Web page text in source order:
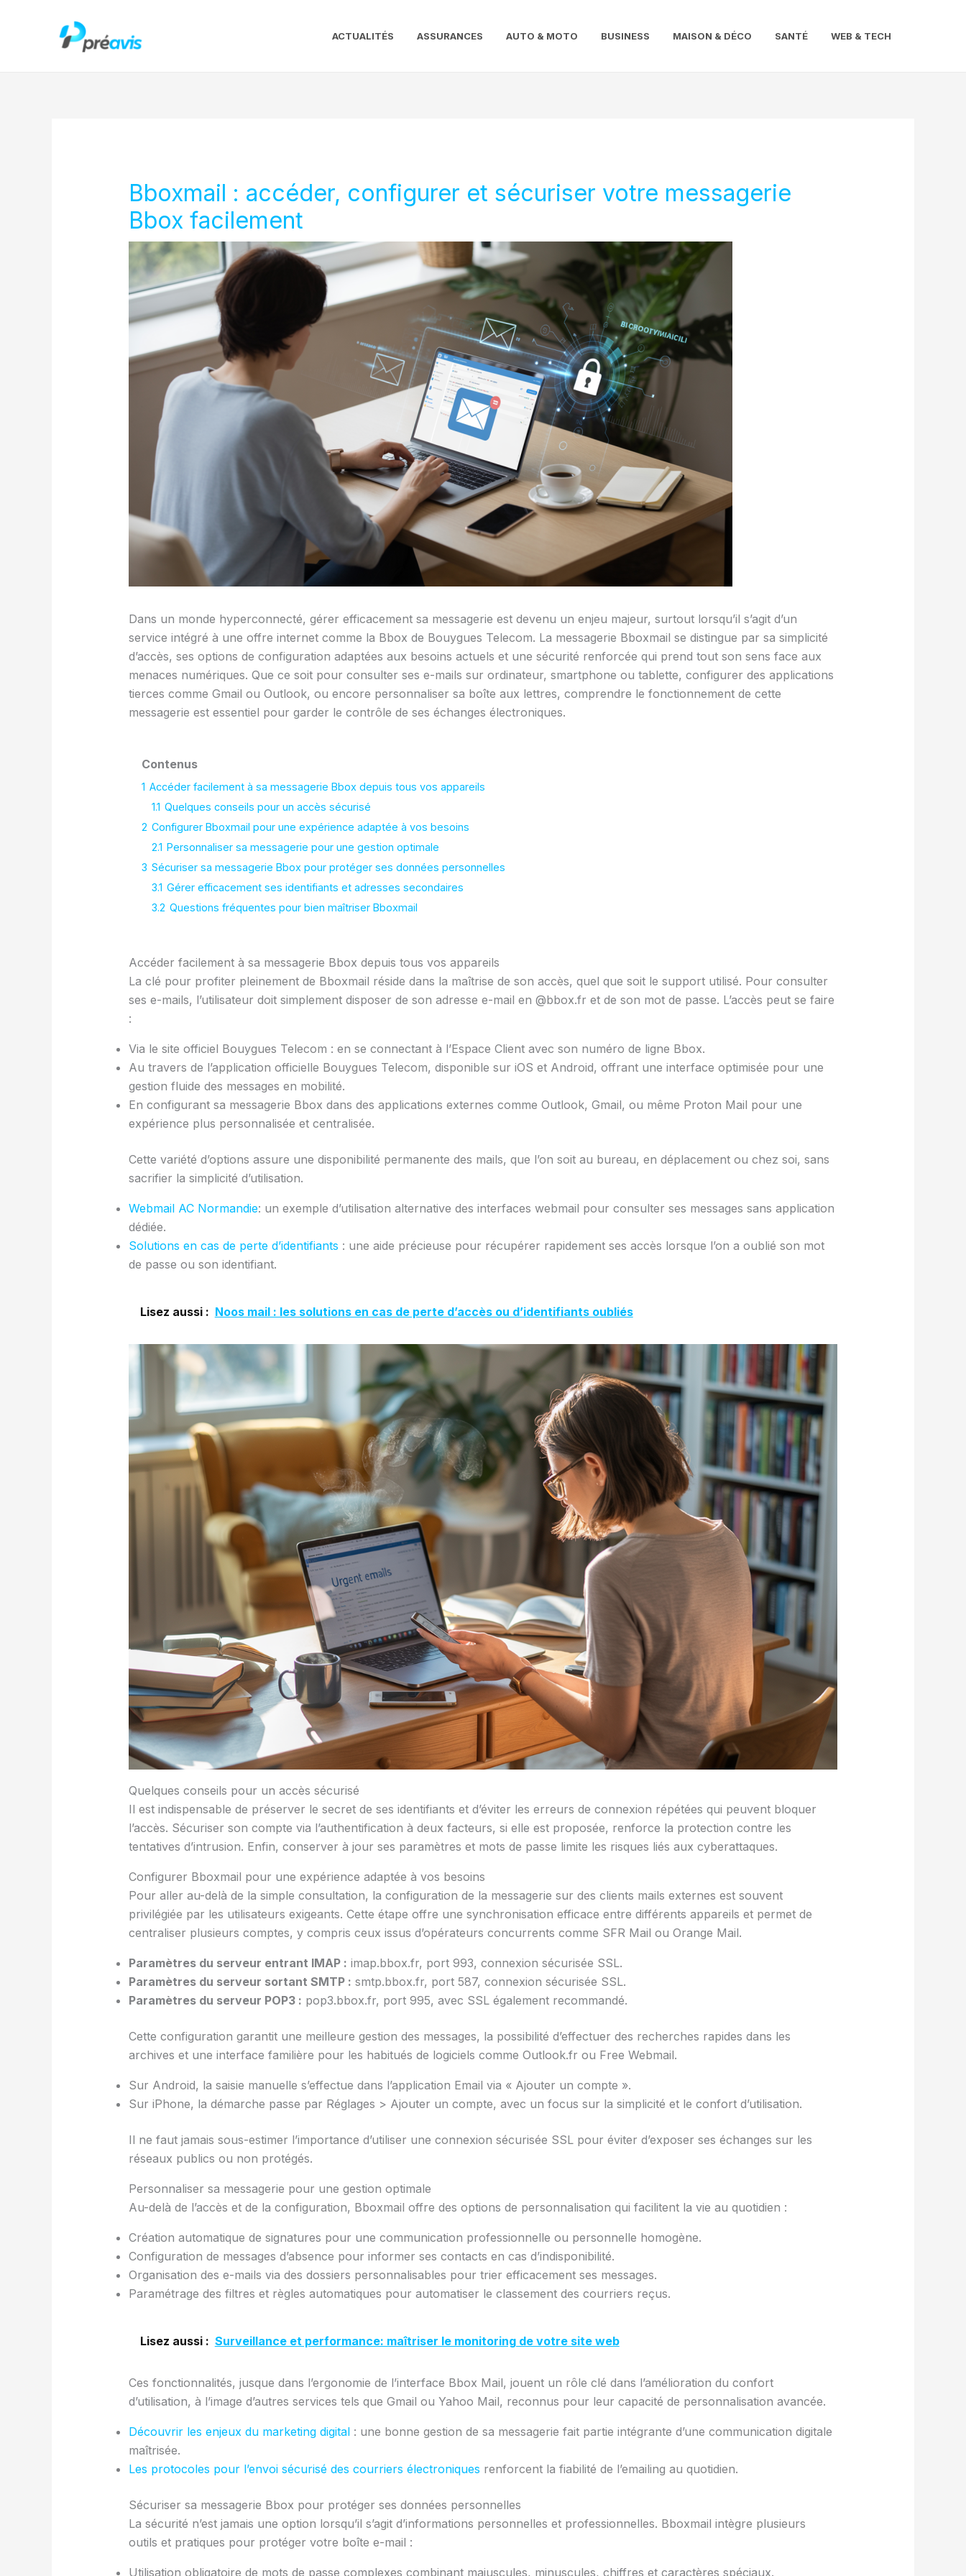
ACTUALITÉS ASSURANCES AUTO & MOTO BUSINESS MAISON & DÉCO SANTÉ WEB & TECH
Bboxmail : accéder, configurer et sécuriser votre messagerie
Bbox facilement
Dans un monde hyperconnecté, gérer efficacement sa messagerie est devenu un enjeu majeur, surtout lorsqu’il s’agit d’un
service intégré à une offre internet comme la Bbox de Bouygues Telecom. La messagerie Bboxmail se distingue par sa simplicité
d’accès, ses options de configuration adaptées aux besoins actuels et une sécurité renforcée qui prend tout son sens face aux
menaces numériques. Que ce soit pour consulter ses e-mails sur ordinateur, smartphone ou tablette, configurer des applications
tierces comme Gmail ou Outlook, ou encore personnaliser sa boîte aux lettres, comprendre le fonctionnement de cette
messagerie est essentiel pour garder le contrôle de ses échanges électroniques.
Contenus
1 Accéder facilement à sa messagerie Bbox depuis tous vos appareils
1.1 Quelques conseils pour un accès sécurisé
2 Configurer Bboxmail pour une expérience adaptée à vos besoins
2.1 Personnaliser sa messagerie pour une gestion optimale
3 Sécuriser sa messagerie Bbox pour protéger ses données personnelles
3.1 Gérer efficacement ses identifiants et adresses secondaires
3.2 Questions fréquentes pour bien maîtriser Bboxmail
Accéder facilement à sa messagerie Bbox depuis tous vos appareils
La clé pour profiter pleinement de Bboxmail réside dans la maîtrise de son accès, quel que soit le support utilisé. Pour consulter
ses e-mails, l’utilisateur doit simplement disposer de son adresse e-mail en @bbox.fr et de son mot de passe. L’accès peut se faire
:
Via le site officiel Bouygues Telecom : en se connectant à l’Espace Client avec son numéro de ligne Bbox.
Au travers de l’application officielle Bouygues Telecom, disponible sur iOS et Android, offrant une interface optimisée pour une
gestion fluide des messages en mobilité.
En configurant sa messagerie Bbox dans des applications externes comme Outlook, Gmail, ou même Proton Mail pour une
expérience plus personnalisée et centralisée.
Cette variété d’options assure une disponibilité permanente des mails, que l’on soit au bureau, en déplacement ou chez soi, sans
sacrifier la simplicité d’utilisation.
Webmail AC Normandie: un exemple d’utilisation alternative des interfaces webmail pour consulter ses messages sans application
dédiée.
Solutions en cas de perte d’identifiants : une aide précieuse pour récupérer rapidement ses accès lorsque l’on a oublié son mot
de passe ou son identifiant.
Lisez aussi : Noos mail : les solutions en cas de perte d’accès ou d’identifiants oubliés
Quelques conseils pour un accès sécurisé
Il est indispensable de préserver le secret de ses identifiants et d’éviter les erreurs de connexion répétées qui peuvent bloquer
l’accès. Sécuriser son compte via l’authentification à deux facteurs, si elle est proposée, renforce la protection contre les
tentatives d’intrusion. Enfin, conserver à jour ses paramètres et mots de passe limite les risques liés aux cyberattaques.
Configurer Bboxmail pour une expérience adaptée à vos besoins
Pour aller au-delà de la simple consultation, la configuration de la messagerie sur des clients mails externes est souvent
privilégiée par les utilisateurs exigeants. Cette étape offre une synchronisation efficace entre différents appareils et permet de
centraliser plusieurs comptes, y compris ceux issus d’opérateurs concurrents comme SFR Mail ou Orange Mail.
Paramètres du serveur entrant IMAP : imap.bbox.fr, port 993, connexion sécurisée SSL.
Paramètres du serveur sortant SMTP : smtp.bbox.fr, port 587, connexion sécurisée SSL.
Paramètres du serveur POP3 : pop3.bbox.fr, port 995, avec SSL également recommandé.
Cette configuration garantit une meilleure gestion des messages, la possibilité d’effectuer des recherches rapides dans les
archives et une interface familière pour les habitués de logiciels comme Outlook.fr ou Free Webmail.
Sur Android, la saisie manuelle s’effectue dans l’application Email via « Ajouter un compte ».
Sur iPhone, la démarche passe par Réglages > Ajouter un compte, avec un focus sur la simplicité et le confort d’utilisation.
Il ne faut jamais sous-estimer l’importance d’utiliser une connexion sécurisée SSL pour éviter d’exposer ses échanges sur les
réseaux publics ou non protégés.
Personnaliser sa messagerie pour une gestion optimale
Au-delà de l’accès et de la configuration, Bboxmail offre des options de personnalisation qui facilitent la vie au quotidien :
Création automatique de signatures pour une communication professionnelle ou personnelle homogène.
Configuration de messages d’absence pour informer ses contacts en cas d’indisponibilité.
Organisation des e-mails via des dossiers personnalisables pour trier efficacement ses messages.
Paramétrage des filtres et règles automatiques pour automatiser le classement des courriers reçus.
Lisez aussi : Surveillance et performance: maîtriser le monitoring de votre site web
Ces fonctionnalités, jusque dans l’ergonomie de l’interface Bbox Mail, jouent un rôle clé dans l’amélioration du confort
d’utilisation, à l’image d’autres services tels que Gmail ou Yahoo Mail, reconnus pour leur capacité de personnalisation avancée.
Découvrir les enjeux du marketing digital: une bonne gestion de sa messagerie fait partie intégrante d’une communication digitale
maîtrisée.
Les protocoles pour l’envoi sécurisé des courriers électroniques renforcent la fiabilité de l’emailing au quotidien.
Sécuriser sa messagerie Bbox pour protéger ses données personnelles
La sécurité n’est jamais une option lorsqu’il s’agit d’informations personnelles et professionnelles. Bboxmail intègre plusieurs
outils et pratiques pour protéger votre boîte e-mail :
Utilisation obligatoire de mots de passe complexes combinant majuscules, minuscules, chiffres et caractères spéciaux.